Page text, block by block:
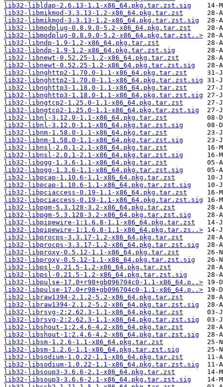
lib32-libldap-2.6.13-1.1-x86_64.pkg.tar.zst.sig
lib32-libmikmod-3.3.13-1.2-x86_64.pkg.tar.zst
lib32-libmikmod-3.3.13-1.2-x86_64.pkg.tar.zst.sig
lib32-libmodplug-0.8.9.0-5.2-x86_64.pkg.tar.zst
lib32-libmodplug-0.8.9.0-5.2-x86_64.pkg.tar.zst..>
lib32-libndp-1.9-1.2-x86_64.pkg.tar.zst
lib32-libndp-1.9-1.2-x86_64.pkg.tar.zst.sig
lib32-libnewt-0.52.25-1.2-x86_64.pkg.tar.zst
lib32-libnewt-0.52.25-1.2-x86_64.pkg.tar.zst.sig
lib32-libnghttp2-1.70.0-1.1-x86_64.pkg.tar.zst
lib32-libnghttp2-1.70.0-1.1-x86_64.pkg.tar.zst.sig
lib32-libnghttp3-1.18.0-1.1-x86_64.pkg.tar.zst
lib32-libnghttp3-1.18.0-1.1-x86_64.pkg.tar.zst.sig
lib32-libngtcp2-1.25.0-1.1-x86_64.pkg.tar.zst
lib32-libngtcp2-1.25.0-1.1-x86_64.pkg.tar.zst.sig
lib32-libnl-3.12.0-1.1-x86_64.pkg.tar.zst
lib32-libnl-3.12.0-1.1-x86_64.pkg.tar.zst.sig
lib32-libnm-1.58.0-1.1-x86_64.pkg.tar.zst
lib32-libnm-1.58.0-1.1-x86_64.pkg.tar.zst.sig
lib32-libnsl-2.0.1-2.1-x86_64.pkg.tar.zst
lib32-libnsl-2.0.1-2.1-x86_64.pkg.tar.zst.sig
lib32-libogg-1.3.6-1.1-x86_64.pkg.tar.zst
lib32-libogg-1.3.6-1.1-x86_64.pkg.tar.zst.sig
lib32-libpcap-1.10.6-1.1-x86_64.pkg.tar.zst
lib32-libpcap-1.10.6-1.1-x86_64.pkg.tar.zst.sig
lib32-libpciaccess-0.19-1.1-x86_64.pkg.tar.zst
lib32-libpciaccess-0.19-1.1-x86_64.pkg.tar.zst.sig
lib32-libpgm-5.3.128-3.2-x86_64.pkg.tar.zst
lib32-libpgm-5.3.128-3.2-x86_64.pkg.tar.zst.sig
lib32-libpipewire-1:1.6.8-1.1-x86_64.pkg.tar.zst
lib32-libpipewire-1:1.6.8-1.1-x86_64.pkg.tar.zs..>
lib32-libprocps-3.3.17-1.2-x86_64.pkg.tar.zst
lib32-libprocps-3.3.17-1.2-x86_64.pkg.tar.zst.sig
lib32-libproxy-0.5.12-1.1-x86_64.pkg.tar.zst
lib32-libproxy-0.5.12-1.1-x86_64.pkg.tar.zst.sig
lib32-libpsl-0.21.5-1.2-x86_64.pkg.tar.zst
lib32-libpsl-0.21.5-1.2-x86_64.pkg.tar.zst.sig
lib32-libpulse-17.0+r98+gb096704c0-1.1-x86_64.p..>
lib32-libpulse-17.0+r98+gb096704c0-1.1-x86_64.p..>
lib32-libraw1394-2.1.2-5.2-x86_64.pkg.tar.zst
lib32-libraw1394-2.1.2-5.2-x86_64.pkg.tar.zst.sig
lib32-librsvg-2:2.62.3-1.1-x86_64.pkg.tar.zst
lib32-librsvg-2:2.62.3-1.1-x86_64.pkg.tar.zst.sig
lib32-libshout-1:2.4.6-4.2-x86_64.pkg.tar.zst
lib32-libshout-1:2.4.6-4.2-x86_64.pkg.tar.zst.sig
lib32-libsm-1.2.6-1.1-x86_64.pkg.tar.zst
lib32-libsm-1.2.6-1.1-x86_64.pkg.tar.zst.sig
lib32-libsodium-1.0.22-1.1-x86_64.pkg.tar.zst
lib32-libsodium-1.0.22-1.1-x86_64.pkg.tar.zst.sig
lib32-libsoup3-3.6.6-2.1-x86_64.pkg.tar.zst
lib32-libsoup3-3.6.6-2.1-x86_64.pkg.tar.zst.sig